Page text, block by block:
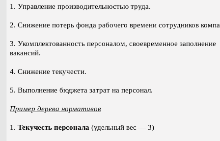
1. Управление производительностью труда.
2. Снижение потерь фонда рабочего времени сотрудников
3. Укомплектованность персоналом, своевременное заполнение
вакансий.
4. Снижение текучести.
5. Выполнение бюджета затрат на персонал.
Пример дерева нормативов
1. Текучесть персонала (удельный вес — 3)